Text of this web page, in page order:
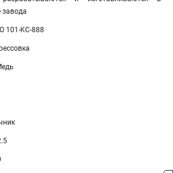
завода
101-KC-888